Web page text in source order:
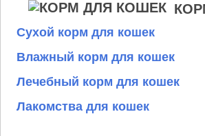
Сухой корм для кошек
Влажный корм для кошек
Лечебный корм для кошек
Лакомства для кошек